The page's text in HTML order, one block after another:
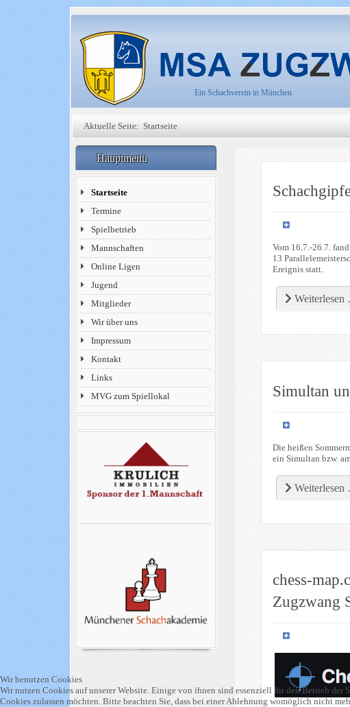
Ein Schachverein in München
Aktuelle Seite:Startseite
Hauptmenü
Startseite
Termine
Spielbetrieb
Mannschaften
Online Ligen
Jugend
Mitglieder
Wir über uns
Impressum
Kontakt
Links
MVG zum Spiellokal
Vom 16.7.-26.7.
13
Ereignis statt.
Simultan
Die heißen
ein Simultan bzw.
chess-
Zugzwang
Wir benutzen Cookies
Wir nutzen Cookies auf unserer Website. Einige von ihnen sind essenziell für den Betrieb der
Cookies zulassen möchten. Bitte beachten Sie, dass bei einer Ablehnung womöglich nicht